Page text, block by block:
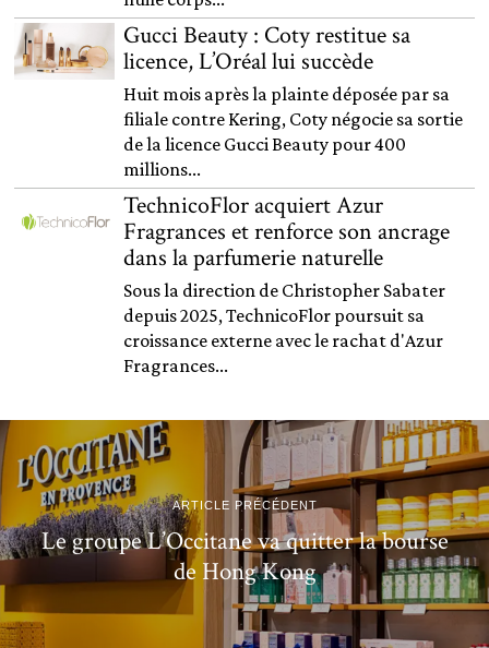
Gucci Beauty : Coty restitue sa
licence, L’Oréal lui succède
Huit mois après la plainte déposée par sa
filiale contre Kering, Coty négocie sa sortie
de la licence Gucci Beauty pour 400
millions...
TechnicoFlor acquiert Azur
Fragrances et renforce son ancrage
dans la parfumerie naturelle
Sous la direction de Christopher Sabater
depuis 2025, TechnicoFlor poursuit sa
croissance externe avec le rachat d'Azur
Fragrances...
ARTICLE PRÉCÉDENT
Le groupe L’Occitane va quitter la bourse
de Hong Kong